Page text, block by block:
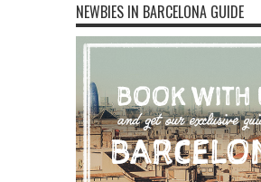
NEWBIES IN BARCELONA GUIDE